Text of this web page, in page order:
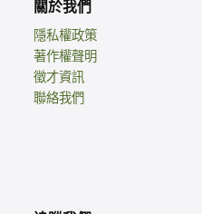
關於我們
隱私權政策
著作權聲明
徵才資訊
聯絡我們